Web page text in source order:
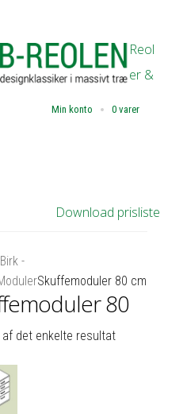
Min konto 0 varer
Reol
er &
Download prisliste
Birk -
Skuffemoduler 80 cm
80
af det enkelte resultat